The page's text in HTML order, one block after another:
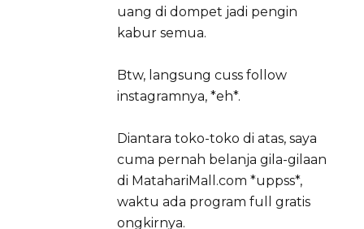
uang di dompet jadi pengin
kabur semua.
Btw, langsung cuss follow
instagramnya, *eh*.
Diantara toko-toko di atas, saya
cuma pernah belanja gila-gilaan
di MatahariMall.com *uppss*,
waktu ada program full gratis
ongkirnya.